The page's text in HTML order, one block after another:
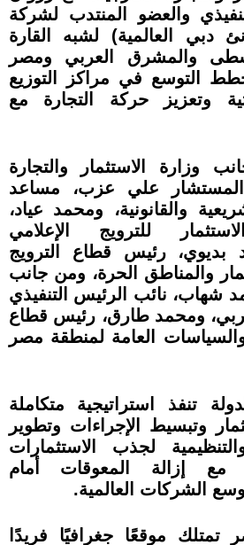
والعضو المنتدب لشركة
دبي العالمية) لشبه القارة
والمشرق العربي ومصر
التوسع في مراكز التوزيع
وتعزيز حركة التجارة مع
وزارة الاستثمار والتجارة
علي عزب، مساعد
والقانونية، ومحمد عياد،
للترويج الإعلامي
بديوي، رئيس قطاع الترويج
والمناطق الحرة، ومن جانب
شهاب، نائب الرئيس التنفيذي
ومحمد طارق، رئيس قطاع
والسياسات العامة لمنطقة مصر
تنفذ استراتيجية متكاملة
وتبسيط الإجراءات وتطوير
لجذب الاستثمارات
مع إزالة المعوقات أمام
الشركات العالمية.
موقعًا جغرافيًا فريدًا